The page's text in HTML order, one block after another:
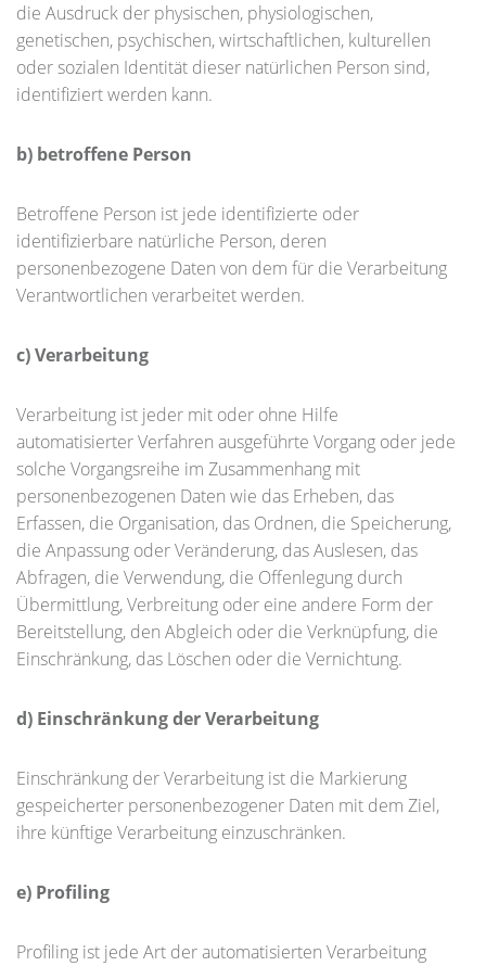
die Ausdruck der physischen, physiologischen,
genetischen, psychischen, wirtschaftlichen, kulturellen
oder sozialen Identität dieser natürlichen Person sind,
identifiziert werden kann.
b) betroffene Person
Betroffene Person ist jede identifizierte oder
identifizierbare natürliche Person, deren
personenbezogene Daten von dem für die Verarbeitung
Verantwortlichen verarbeitet werden.
c) Verarbeitung
Verarbeitung ist jeder mit oder ohne Hilfe
automatisierter Verfahren ausgeführte Vorgang oder jede
solche Vorgangsreihe im Zusammenhang mit
personenbezogenen Daten wie das Erheben, das
Erfassen, die Organisation, das Ordnen, die Speicherung,
die Anpassung oder Veränderung, das Auslesen, das
Abfragen, die Verwendung, die Offenlegung durch
Übermittlung, Verbreitung oder eine andere Form der
Bereitstellung, den Abgleich oder die Verknüpfung, die
Einschränkung, das Löschen oder die Vernichtung.
d) Einschränkung der Verarbeitung
Einschränkung der Verarbeitung ist die Markierung
gespeicherter personenbezogener Daten mit dem Ziel,
ihre künftige Verarbeitung einzuschränken.
e) Profiling
Profiling ist jede Art der automatisierten Verarbeitung